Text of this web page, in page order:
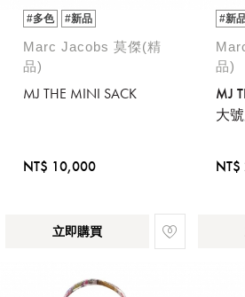
#多色 #新品
Marc Jacobs 莫傑(精
品)
MJ THE MINI SACK
NT$ 10,000
立即購買
#新
品)
MJ
大